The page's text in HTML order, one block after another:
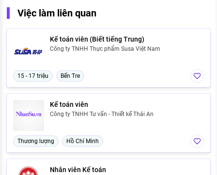
Việc làm liên quan
Kế toán viên (Biết tiếng Trung)
Công ty TNHH Thực phẩm Susa Việt Nam
15 - 17 triệu Bến Tre
Kế toán viên
Công ty TNHH Tư vấn - Thiết kế Thái An
Thương lượng Hồ Chí Minh
Nhân viên Kế toán